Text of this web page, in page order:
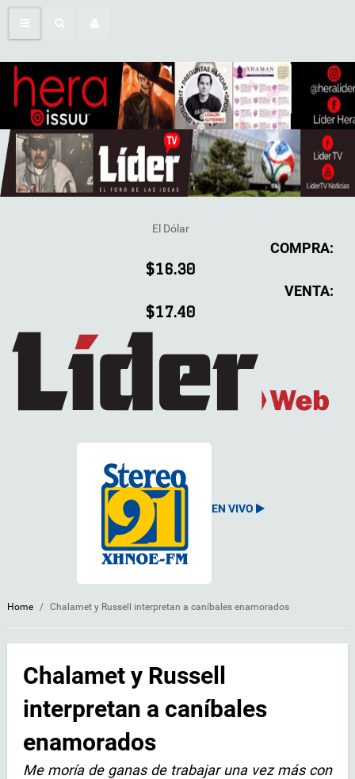
El Dólar
COMPRA:
$16.30
VENTA:
$17.40
EN VIVO
Home / Chalamet y Russell interpretan a caníbales enamorados
Chalamet y Russell
interpretan a caníbales
enamorados
Me moría de ganas de trabajar una vez más con